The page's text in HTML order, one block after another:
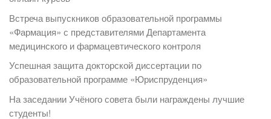
Встреча выпускников образовательной программы
«Фармация» с представителями Департамента
медицинского и фармацевтического контроля
Успешная защита докторской диссертации по
образовательной программе «Юриспруденция»
На заседании Учёного совета были награждены лучшие
студенты!